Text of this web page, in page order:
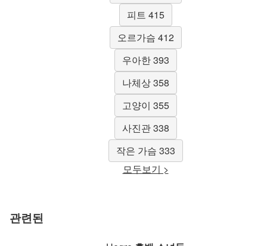
피트 415
오르가슴 412
우아한 393
나체상 358
고양이 355
사진관 338
작은 가슴 333
모두보기 >
관련된